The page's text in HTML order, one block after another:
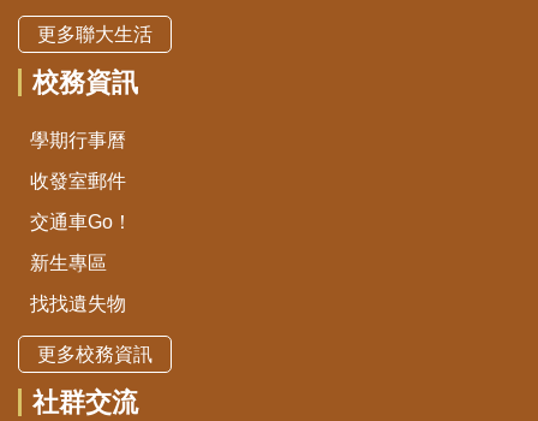
更多聯大生活
校務資訊
學期行事曆
收發室郵件
交通車Go！
新生專區
找找遺失物
更多校務資訊
社群交流